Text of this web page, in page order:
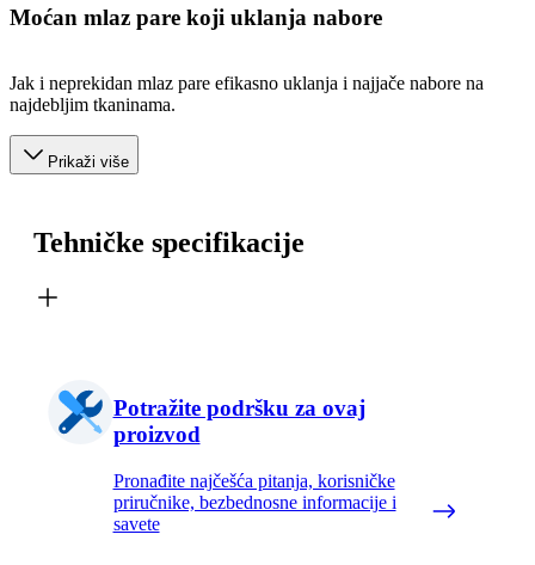
Moćan mlaz pare koji uklanja nabore
Jak i neprekidan mlaz pare efikasno uklanja i najjače nabore na
najdebljim tkaninama.
Prikaži više
Tehničke specifikacije
Potražite podršku za ovaj
proizvod
Pronađite najčešća pitanja, korisničke
priručnike, bezbednosne informacije i
savete